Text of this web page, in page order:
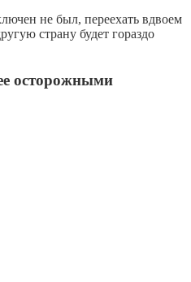
не был, переехать вдвоем
страну будет гораздо
осторожными